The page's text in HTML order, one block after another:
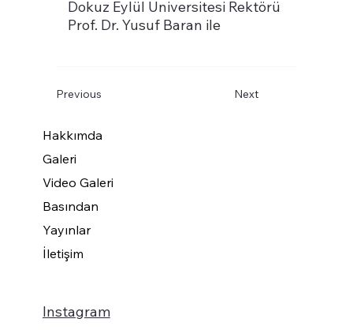
Dokuz Eylül Üniversitesi Rektörü
Prof. Dr. Yusuf Baran ile
Previous Next
Hakkımda
Galeri
Video Galeri
Basından
Yayınlar
İletişim
Instagram